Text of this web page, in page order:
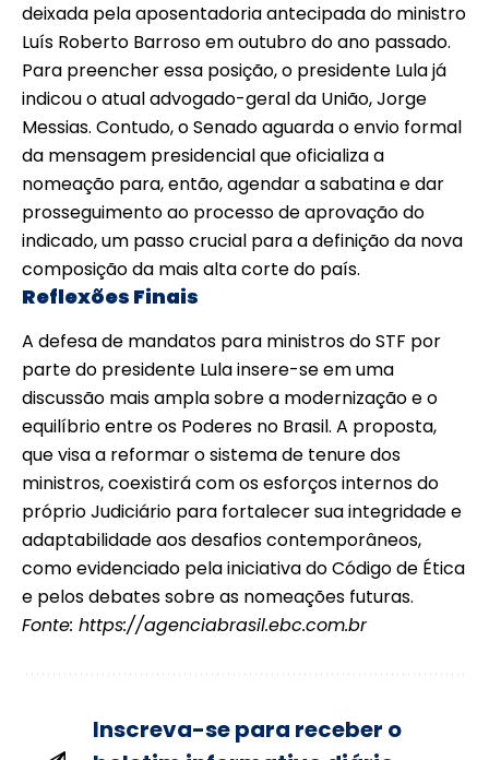
deixada pela aposentadoria antecipada do ministro
Luís Roberto Barroso em outubro do ano passado.
Para preencher essa posição, o presidente Lula já
indicou o atual advogado-geral da União, Jorge
Messias. Contudo, o Senado aguarda o envio formal
da mensagem presidencial que oficializa a
nomeação para, então, agendar a sabatina e dar
prosseguimento ao processo de aprovação do
indicado, um passo crucial para a definição da nova
composição da mais alta corte do país.
Reflexões Finais
A defesa de mandatos para ministros do STF por
parte do presidente Lula insere-se em uma
discussão mais ampla sobre a modernização e o
equilíbrio entre os Poderes no Brasil. A proposta,
que visa a reformar o sistema de tenure dos
ministros, coexistirá com os esforços internos do
próprio Judiciário para fortalecer sua integridade e
adaptabilidade aos desafios contemporâneos,
como evidenciado pela iniciativa do Código de Ética
e pelos debates sobre as nomeações futuras.
Fonte: https://agenciabrasil.ebc.com.br
Inscreva-se para receber o